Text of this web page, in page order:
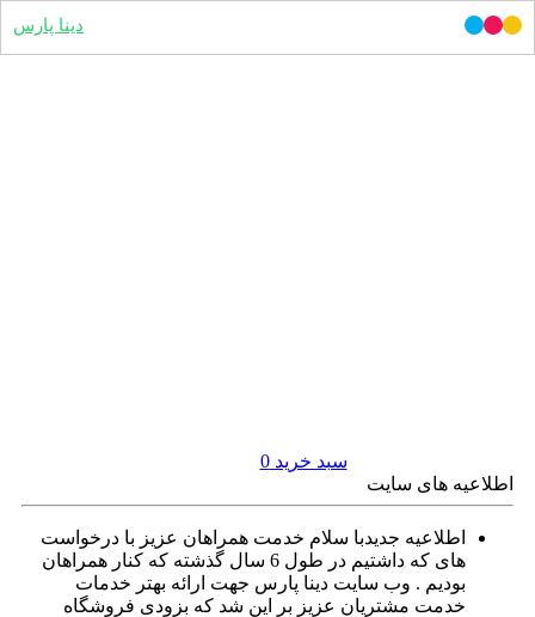
سبد خرید0
دینا پارس
اطلاعیه های سایت
اطلاعیه جدیدبا سلام خدمت همراهان عزیز با درخواست
های که داشتیم در طول 6 سال گذشته که کنار همراهان
بودیم . وب سایت دینا پارس جهت ارائه بهتر خدمات
خدمت مشتریان عزیز بر این شد که بزودی فروشگاه